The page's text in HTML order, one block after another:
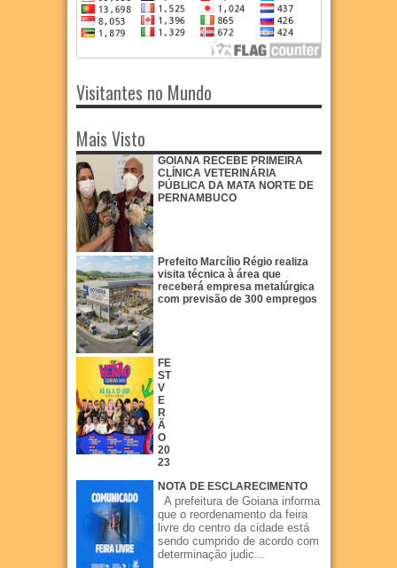
Visitantes no Mundo
Mais Visto
GOIANA RECEBE PRIMEIRA
CLÍNICA VETERINÁRIA
PÚBLICA DA MATA NORTE DE
PERNAMBUCO
Prefeito Marcílio Régio realiza
visita técnica à área que
receberá empresa metalúrgica
com previsão de 300 empregos
FE
ST
V
E
R
Ã
O
20
23
NOTA DE ESCLARECIMENTO
A prefeitura de Goiana informa
que o reordenamento da feira
livre do centro da cidade está
sendo cumprido de acordo com
determinação judic...